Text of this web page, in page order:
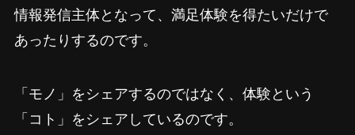
情報発信主体となって、満足体験を得たいだけで
あったりするのです。
「モノ」をシェアするのではなく、体験という
「コト」をシェアしているのです。